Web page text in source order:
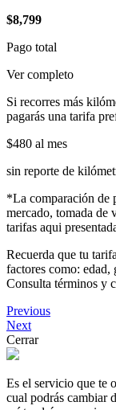
$8,799
Pago total
Ver completo
Si recorres más
pagarás una tarifa
$480 al mes
sin reporte de
*La comparación de
mercado, tomada de
tarifas aqui
Recuerda que tu
factores como: edad,
Consulta términos y
Previous
Next
Cerrar
Es el servicio que te
cual podrás cambiar